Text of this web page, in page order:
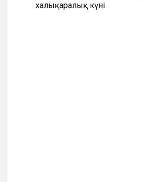
халықаралық күні